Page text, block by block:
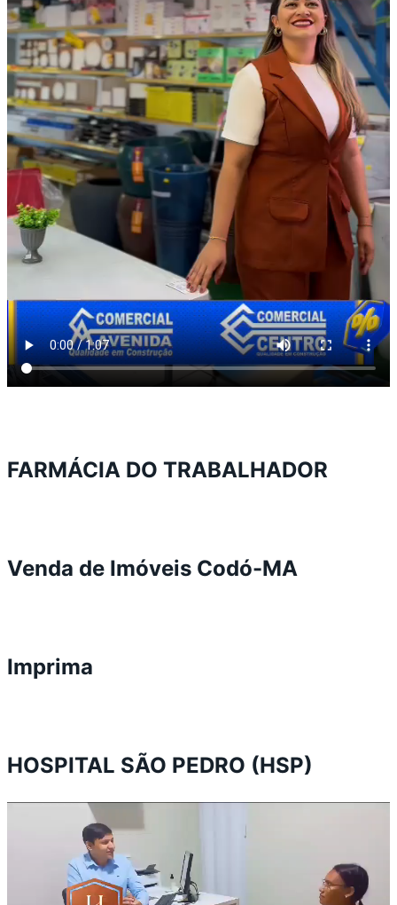
FARMÁCIA DO TRABALHADOR
Venda de Imóveis Codó-MA
Imprima
HOSPITAL SÃO PEDRO (HSP)